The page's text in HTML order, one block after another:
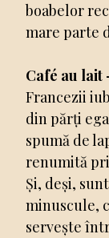
boabelor
mare parte
Café au lait
Francezii
din părți
spumă de
renumită
Și, deși,
minuscule,
servește